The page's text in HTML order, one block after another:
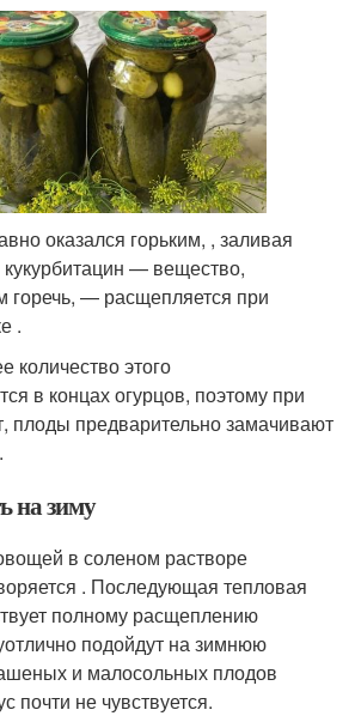
оказался горьким, , заливая
— вещество,
— расщепляется при
.
этого
в концах огурцов, поэтому при
плоды предварительно замачивают
на зиму
в соленом растворе
. Последующая тепловая
полному расщеплению
подойдут на зимнюю
и малосольных плодов
почти не чувствуется.